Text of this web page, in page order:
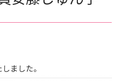
ました。